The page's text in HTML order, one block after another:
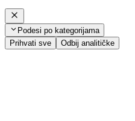
Podesi po kategorijama
Prihvati sve
Odbij analitičke